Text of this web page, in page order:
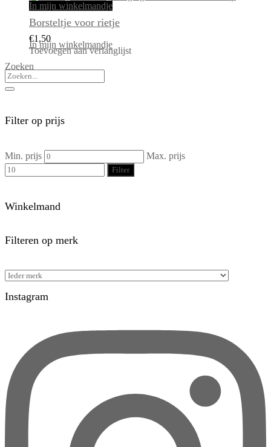
In mijn winkelmandje
Borsteltje voor rietje
€1,50
In mijn winkelmandje
Toevoegen aan verlanglijst
Zoeken
Filter op prijs
Min. prijs Max. prijs
Filter
Winkelmand
Filteren op merk
Instagram